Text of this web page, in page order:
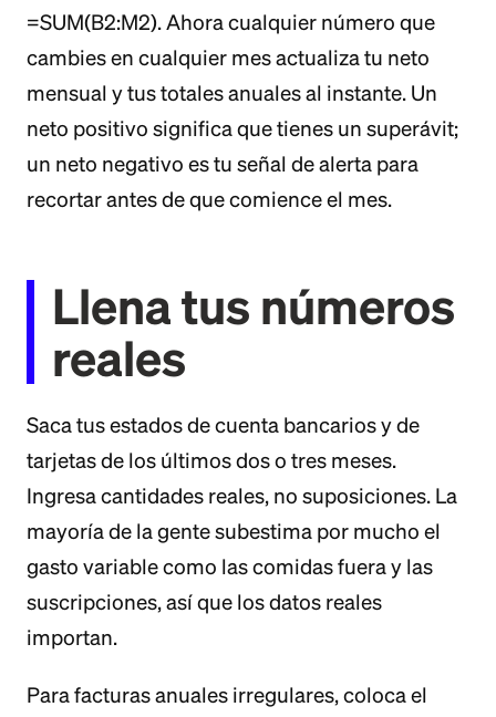
=SUM(B2:M2). Ahora cualquier número que
cambies en cualquier mes actualiza tu neto
mensual y tus totales anuales al instante. Un
neto positivo significa que tienes un superávit;
un neto negativo es tu señal de alerta para
recortar antes de que comience el mes.
Llena tus números
reales
Saca tus estados de cuenta bancarios y de
tarjetas de los últimos dos o tres meses.
Ingresa cantidades reales, no suposiciones. La
mayoría de la gente subestima por mucho el
gasto variable como las comidas fuera y las
suscripciones, así que los datos reales
importan.
Para facturas anuales irregulares, coloca el